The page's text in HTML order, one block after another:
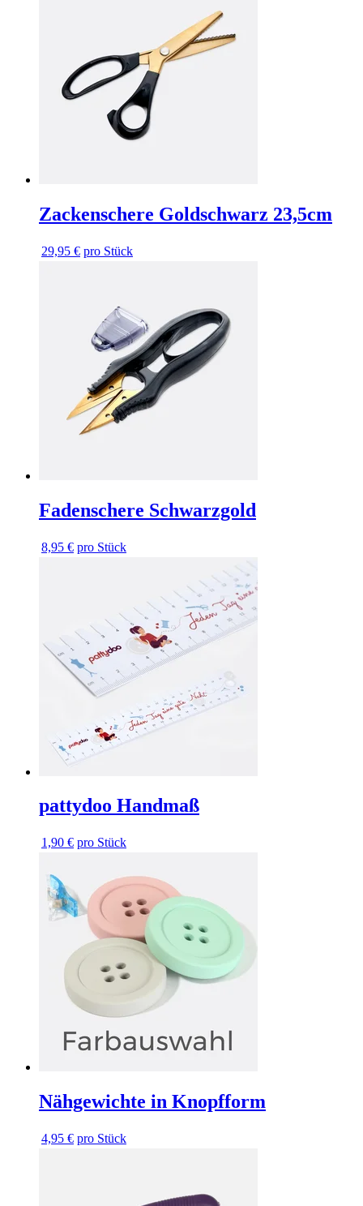
Zackenschere Goldschwarz 23,5cm
29,95 € pro Stück
Fadenschere Schwarzgold
8,95 € pro Stück
pattydoo Handmaß
1,90 € pro Stück
Nähgewichte in Knopfform
4,95 € pro Stück